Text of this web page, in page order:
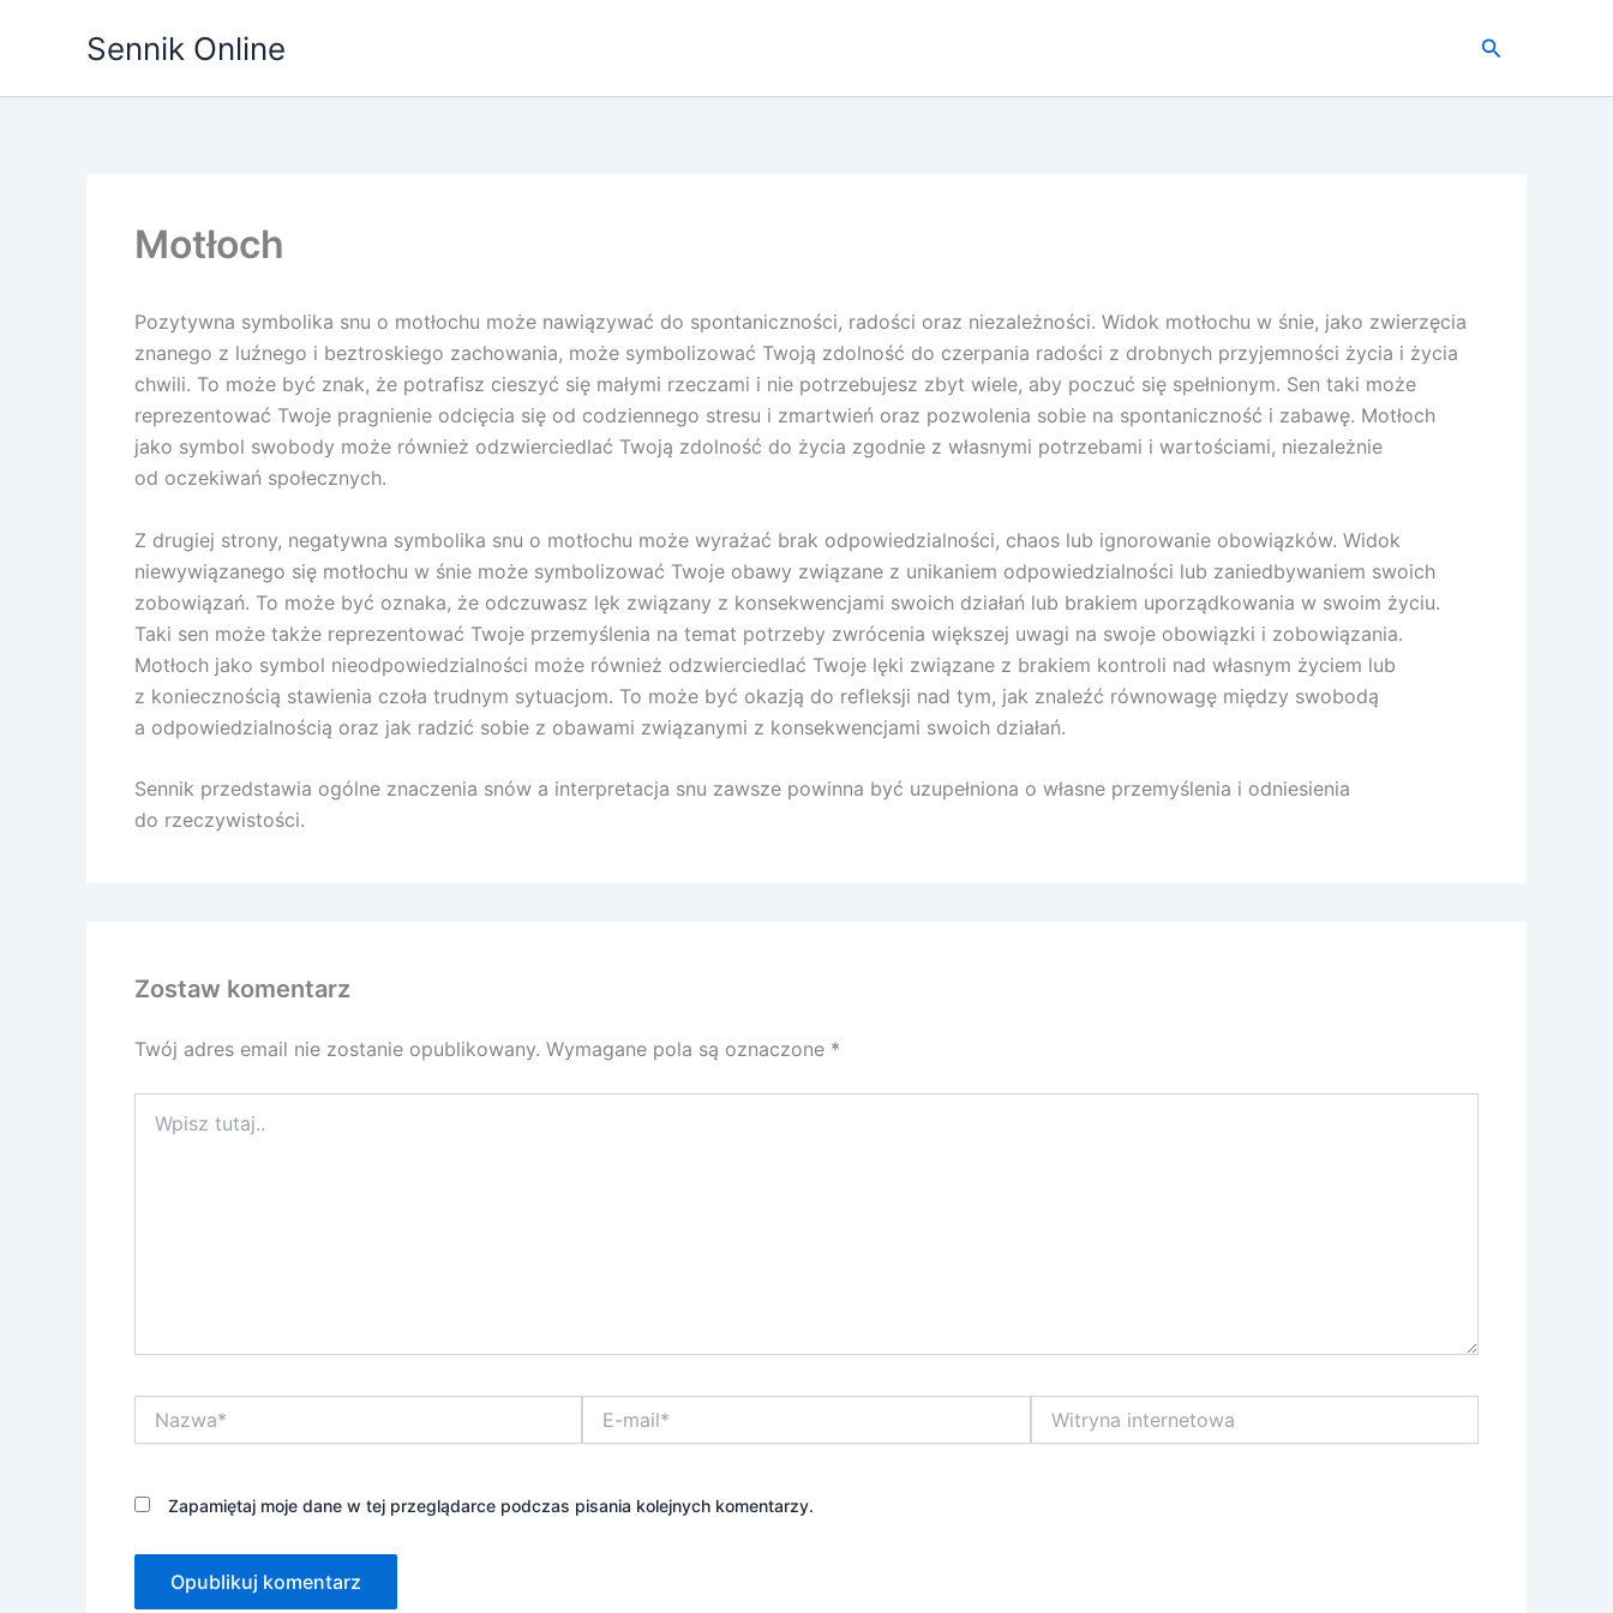
Sennik Online Szukaj
Motłoch
Pozytywna symbolika snu o motłochu może nawiązywać do spontaniczności, radości oraz niezależności. Widok motłochu w śnie, jako zwierzęcia
znanego z luźnego i beztroskiego zachowania, może symbolizować Twoją zdolność do czerpania radości z drobnych przyjemności życia i życia
chwili. To może być znak, że potrafisz cieszyć się małymi rzeczami i nie potrzebujesz zbyt wiele, aby poczuć się spełnionym. Sen taki może
reprezentować Twoje pragnienie odcięcia się od codziennego stresu i zmartwień oraz pozwolenia sobie na spontaniczność i zabawę. Motłoch
jako symbol swobody może również odzwierciedlać Twoją zdolność do życia zgodnie z własnymi potrzebami i wartościami, niezależnie
od oczekiwań społecznych.
Z drugiej strony, negatywna symbolika snu o motłochu może wyrażać brak odpowiedzialności, chaos lub ignorowanie obowiązków. Widok
niewywiązanego się motłochu w śnie może symbolizować Twoje obawy związane z unikaniem odpowiedzialności lub zaniedbywaniem swoich
zobowiązań. To może być oznaka, że odczuwasz lęk związany z konsekwencjami swoich działań lub brakiem uporządkowania w swoim życiu.
Taki sen może także reprezentować Twoje przemyślenia na temat potrzeby zwrócenia większej uwagi na swoje obowiązki i zobowiązania.
Motłoch jako symbol nieodpowiedzialności może również odzwierciedlać Twoje lęki związane z brakiem kontroli nad własnym życiem lub
z koniecznością stawienia czoła trudnym sytuacjom. To może być okazją do refleksji nad tym, jak znaleźć równowagę między swobodą
a odpowiedzialnością oraz jak radzić sobie z obawami związanymi z konsekwencjami swoich działań.
Sennik przedstawia ogólne znaczenia snów a interpretacja snu zawsze powinna być uzupełniona o własne przemyślenia i odniesienia
do rzeczywistości.
Zostaw komentarz
Twój adres email nie zostanie opublikowany. Wymagane pola są oznaczone *
tutaj..
mail*
internetowa
Zapamiętaj moje dane w tej przeglądarce podczas pisania kolejnych komentarzy.